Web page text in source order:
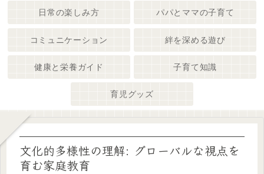
日常の楽しみ方 パパとママの子育て
コミュニケーション 絆を深める遊び
健康と栄養ガイド 子育て知識
育児グッズ
文化的多様性の理解: グローバルな視点を
育む家庭教育